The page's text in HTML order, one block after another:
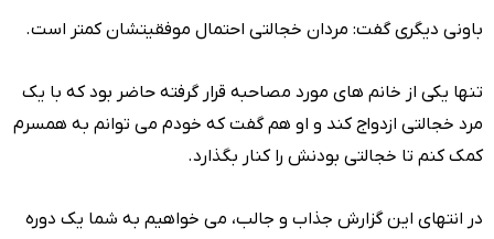
باونی دیگری گفت: مردان خجالتی احتمال موفقیتشان کمتر است.
تنها یکی از خانم های مورد مصاحبه قرار گرفته حاضر بود که با یک
مرد خجالتی ازدواج کند و او هم گفت که خودم می توانم به همسرم
کمک کنم تا خجالتی بودنش را کنار بگذارد.
در انتهای این گزارش جذاب و جالب، می خواهیم به شما یک دوره